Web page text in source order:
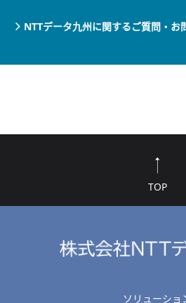
NTTデータ九州に関するご質問・お
TOP
ソリューショ